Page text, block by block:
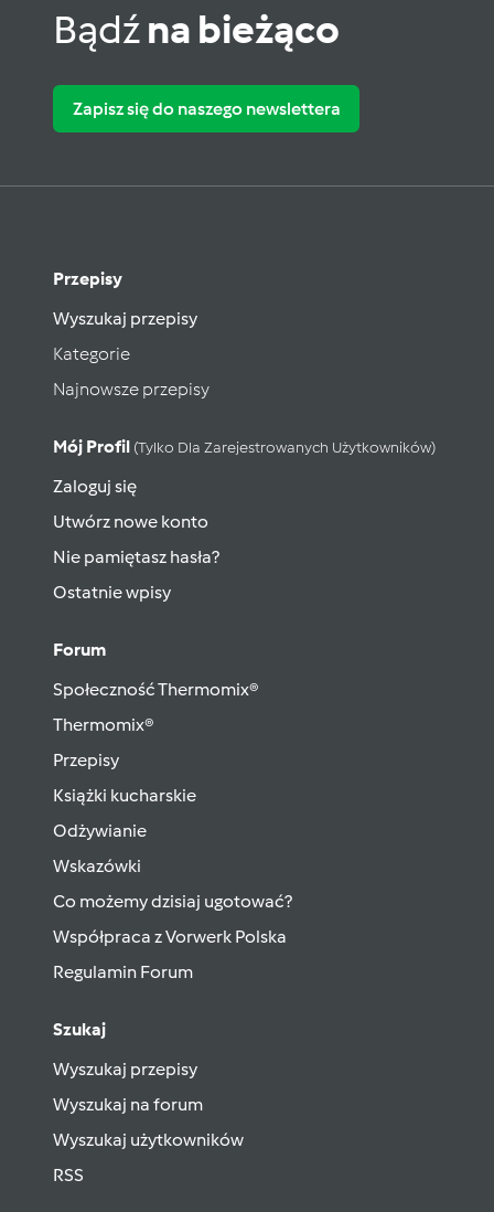
Bądźna bieżąco
Zapisz się do naszego newslettera
Przepisy
Wyszukaj przepisy
Kategorie
Najnowsze przepisy
Mój Profil (tylko Dla Zarejestrowanych Użytkowników)
Zaloguj się
Utwórz nowe konto
Nie pamiętasz hasła?
Ostatnie wpisy
Forum
Społeczność Thermomix®
Thermomix®
Przepisy
Książki kucharskie
Odżywianie
Wskazówki
Co możemy dzisiaj ugotować?
Współpraca z Vorwerk Polska
Regulamin Forum
Szukaj
Wyszukaj przepisy
Wyszukaj na forum
Wyszukaj użytkowników
RSS